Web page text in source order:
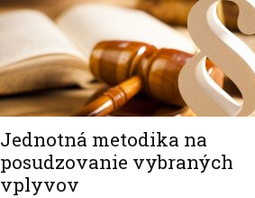
Jednotná metodika na
posudzovanie vybraných
vplyvov